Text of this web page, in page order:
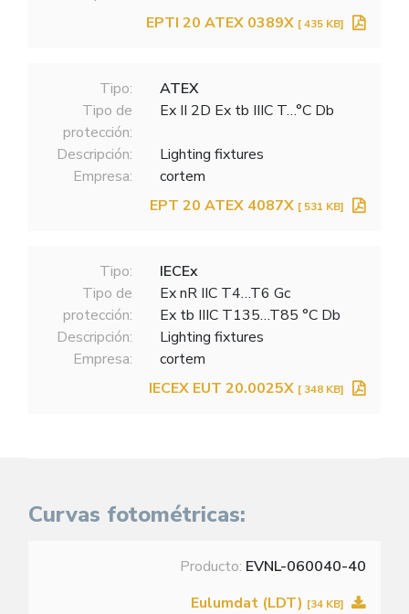
EPTI 20 ATEX 0389X [ 435 KB]
Tipo:
ATEX
Tipo de
protección:
Ex II 2D Ex tb IIIC T…°C Db
Descripción:
Lighting fixtures
Empresa:
cortem
EPT 20 ATEX 4087X [ 531 KB]
Tipo:
IECEx
Tipo de
protección:
Ex nR IIC T4…T6 Gc
Ex tb IIIC T135…T85 °C Db
Descripción:
Lighting fixtures
Empresa:
cortem
IECEX EUT 20.0025X [ 348 KB]
Curvas fotométricas:
Producto: EVNL-060040-40
Eulumdat (LDT) [34 KB]